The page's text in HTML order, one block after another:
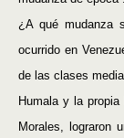
¿A qué mudanza
ocurrido en
de las clases
Humala y la
Morales, lograron